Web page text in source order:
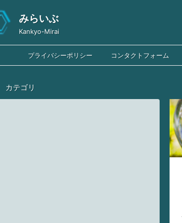
みらいぶ
Kankyo-Mirai
プライバシーポリシー コンタクトフォーム
カテゴリ